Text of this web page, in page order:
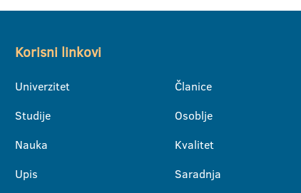
Korisni linkovi
Univerzitet
Studije
Nauka
Upis
Članice
Osoblje
Kvalitet
Saradnja